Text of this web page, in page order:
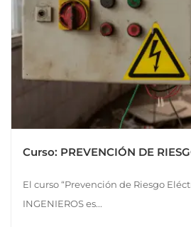
Curso: PREVENCIÓN DE
El curso “Prevención de Riesgo
INGENIEROS es...